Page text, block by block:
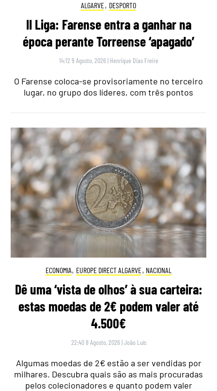
ALGARVE, DESPORTO
II Liga: Farense entra a ganhar na
época perante Torreense ‘apagado’
14:12 9 Agosto, 2026 | Henrique Dias Freire
O Farense coloca-se provisoriamente no terceiro
lugar, no grupo dos líderes, com três pontos
ECONOMIA, EUROPE DIRECT ALGARVE, NACIONAL
Dê uma ‘vista de olhos’ à sua carteira:
estas moedas de 2€ podem valer até
4.500€
22:40 8 Agosto, 2026 |João Luís
Algumas moedas de 2€ estão a ser vendidas por
milhares. Descubra quais são as mais procuradas
pelos colecionadores e quanto podem valer